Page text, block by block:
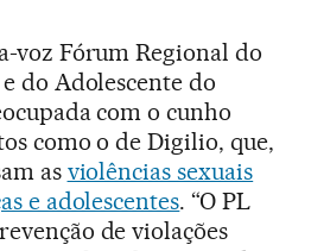
voz Fórum Regional do
do Adolescente do
com o cunho
como o de Digilio, que,
as violências sexuais
e adolescentes. “O PL
de violações